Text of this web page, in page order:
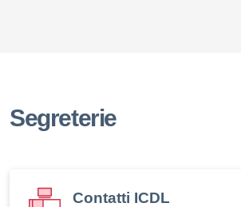
Segreterie
Contatti ICDL